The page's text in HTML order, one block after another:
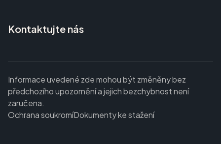
Kontaktujte nás
Informace uvedené zde mohou být změněny bez
předchozího upozornění a jejich bezchybnost není
zaručena.
Ochrana soukromíDokumenty ke stažení